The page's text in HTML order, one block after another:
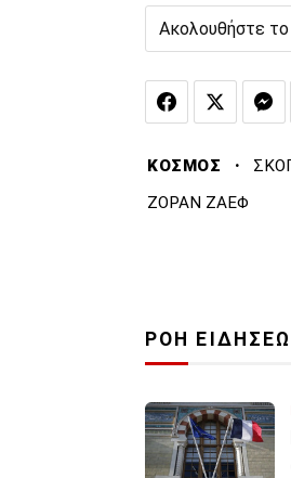
Ακολουθήστε
ΚΟΣΜΟΣ ·
ΖΟΡΑΝ ΖΑΕΦ
ΡΟΗ